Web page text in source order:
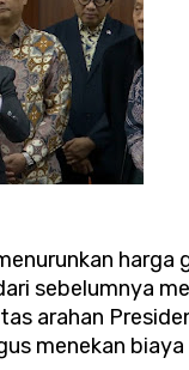
harga
sebelumnya
arahan
menekan biaya